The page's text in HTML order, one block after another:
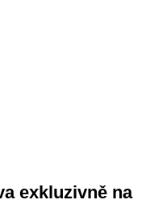
exkluzivně na